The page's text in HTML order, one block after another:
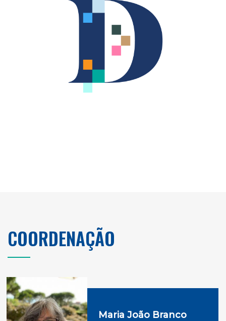
COORDENAÇÃO
Maria João Branco